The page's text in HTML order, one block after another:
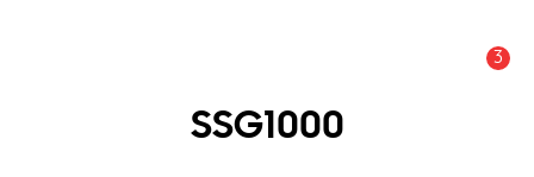
3
SSG1000